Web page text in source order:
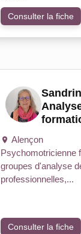
Consulter la fiche
Alençon
Psychomotricienne
groupes d'analyse
professionnelles,...
Consulter la fiche